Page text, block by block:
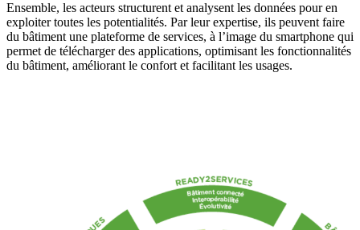
Ensemble, les acteurs structurent et analysent les données pour en
exploiter toutes les potentialités. Par leur expertise, ils peuvent faire
du bâtiment une plateforme de services, à l’image du smartphone qui
permet de télécharger des applications, optimisant les fonctionnalités
du bâtiment, améliorant le confort et facilitant les usages.